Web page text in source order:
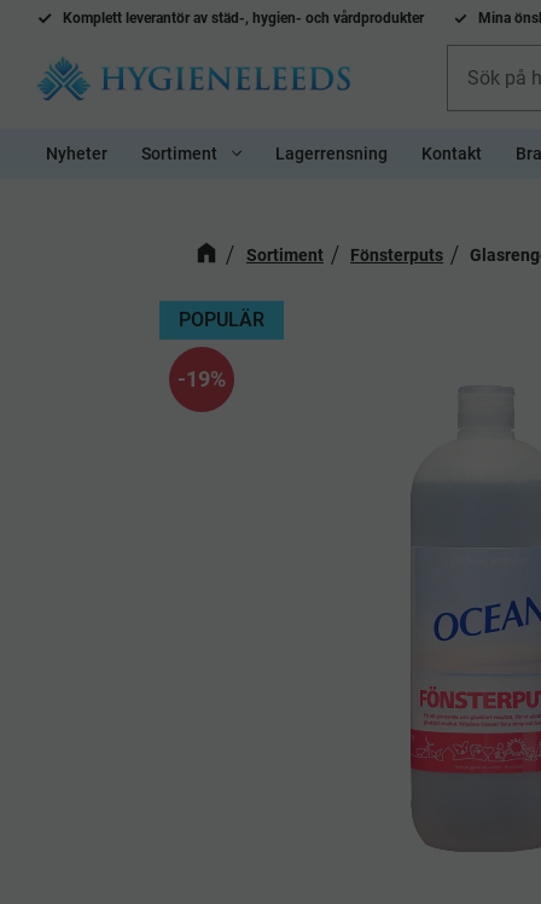
Komplett leverantör av städ-, hygien- och vårdprodukter Mina
Nyheter Sortiment Lagerrensning Kontakt
Sortiment Fönsterputs
19%
POPULÄR